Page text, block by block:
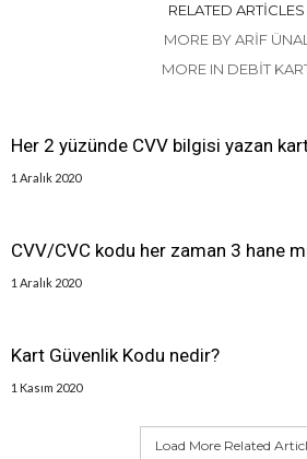
RELATED ARTICLES
MORE BY ARIF
MORE IN DEBIT
Her 2 yüzünde CVV bilgisi yazan
1 Aralık 2020
CVV/CVC kodu her zaman 3 hane
1 Aralık 2020
Kart Güvenlik Kodu nedir?
1 Kasım 2020
Load More Related